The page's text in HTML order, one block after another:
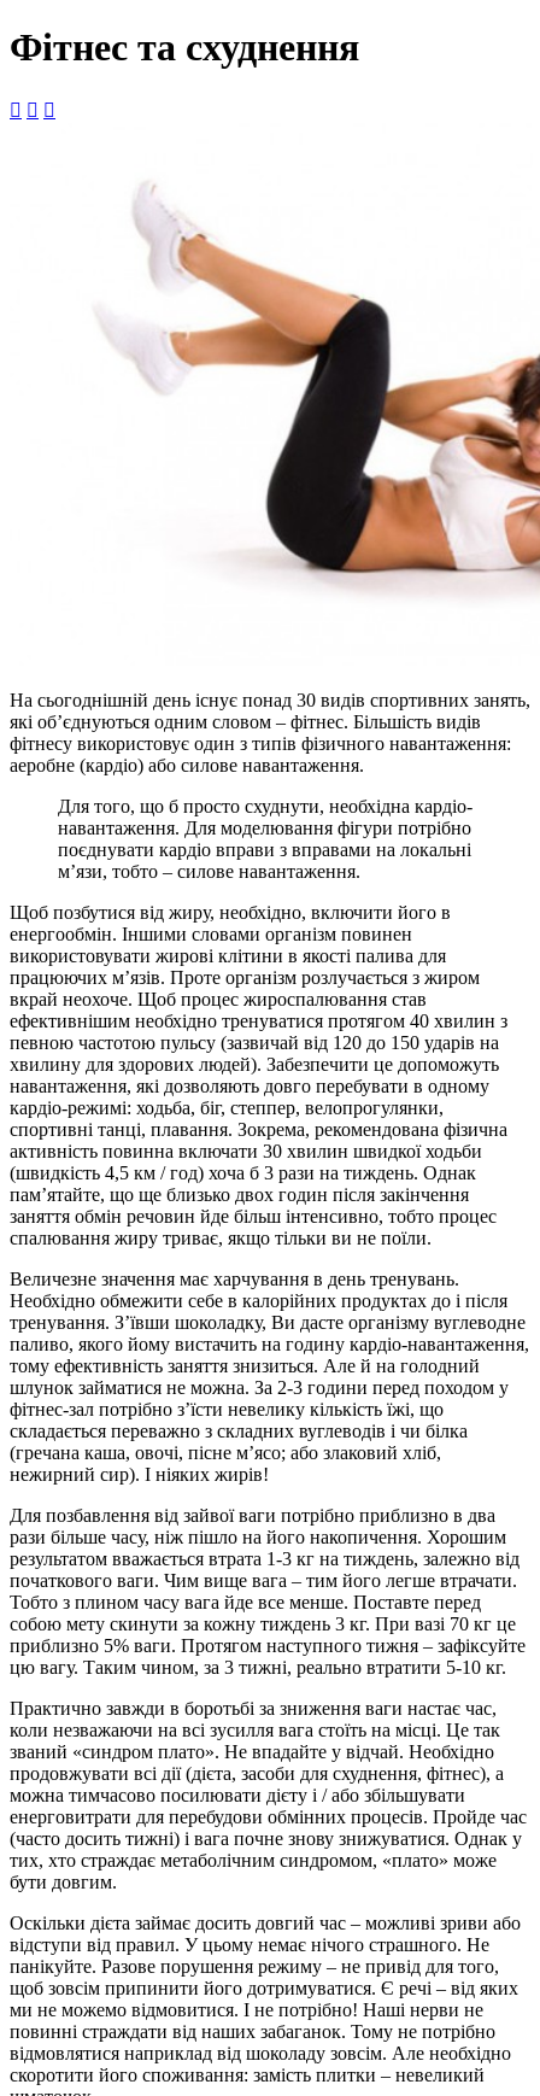
Фітнес та схуднення
  
На сьогоднішній день існує понад 30 видів спортивних занять,
які об’єднуються одним словом – фітнес. Більшість видів
фітнесу використовує один з типів фізичного навантаження:
аеробне (кардіо) або силове навантаження.
Для того, що б просто схуднути, необхідна кардіо-
навантаження. Для моделювання фігури потрібно
поєднувати кардіо вправи з вправами на локальні
м’язи, тобто – силове навантаження.
Щоб позбутися від жиру, необхідно, включити його в
енергообмін. Іншими словами організм повинен
використовувати жирові клітини в якості палива для
працюючих м’язів. Проте організм розлучається з жиром
вкрай неохоче. Щоб процес жироспалювання став
ефективнішим необхідно тренуватися протягом 40 хвилин з
певною частотою пульсу (зазвичай від 120 до 150 ударів на
хвилину для здорових людей). Забезпечити це допоможуть
навантаження, які дозволяють довго перебувати в одному
кардіо-режимі: ходьба, біг, степпер, велопрогулянки,
спортивні танці, плавання. Зокрема, рекомендована фізична
активність повинна включати 30 хвилин швидкої ходьби
(швидкість 4,5 км / год) хоча б 3 рази на тиждень. Однак
пам’ятайте, що ще близько двох годин після закінчення
заняття обмін речовин йде більш інтенсивно, тобто процес
спалювання жиру триває, якщо тільки ви не поїли.
Величезне значення має харчування в день тренувань.
Необхідно обмежити себе в калорійних продуктах до і після
тренування. З’ївши шоколадку, Ви дасте організму вуглеводне
паливо, якого йому вистачить на годину кардіо-навантаження,
тому ефективність заняття знизиться. Але й на голодний
шлунок займатися не можна. За 2-3 години перед походом у
фітнес-зал потрібно з’їсти невелику кількість їжі, що
складається переважно з складних вуглеводів і чи білка
(гречана каша, овочі, пісне м’ясо; або злаковий хліб,
нежирний сир). І ніяких жирів!
Для позбавлення від зайвої ваги потрібно приблизно в два
рази більше часу, ніж пішло на його накопичення. Хорошим
результатом вважається втрата 1-3 кг на тиждень, залежно від
початкового ваги. Чим вище вага – тим його легше втрачати.
Тобто з плином часу вага йде все менше. Поставте перед
собою мету скинути за кожну тиждень 3 кг. При вазі 70 кг це
приблизно 5% ваги. Протягом наступного тижня – зафіксуйте
цю вагу. Таким чином, за 3 тижні, реально втратити 5-10 кг.
Практично завжди в боротьбі за зниження ваги настає час,
коли незважаючи на всі зусилля вага стоїть на місці. Це так
званий «синдром плато». Не впадайте у відчай. Необхідно
продовжувати всі дії (дієта, засоби для схуднення, фітнес), а
можна тимчасово посилювати дієту і / або збільшувати
енерговитрати для перебудови обмінних процесів. Пройде час
(часто досить тижні) і вага почне знову знижуватися. Однак у
тих, хто страждає метаболічним синдромом, «плато» може
бути довгим.
Оскільки дієта займає досить довгий час – можливі зриви або
відступи від правил. У цьому немає нічого страшного. Не
панікуйте. Разове порушення режиму – не привід для того,
щоб зовсім припинити його дотримуватися. Є речі – від яких
ми не можемо відмовитися. І не потрібно! Наші нерви не
повинні страждати від наших забаганок. Тому не потрібно
відмовлятися наприклад від шоколаду зовсім. Але необхідно
скоротити його споживання: замість плитки – невеликий